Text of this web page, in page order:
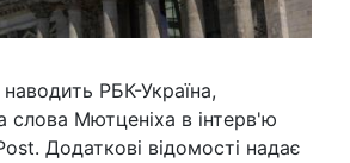
РБК-Україна,
слова Мютценіха в інтерв'ю
Додаткові відомості надає